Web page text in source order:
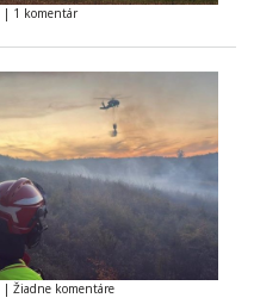
| 1 komentár
| Žiadne komentáre